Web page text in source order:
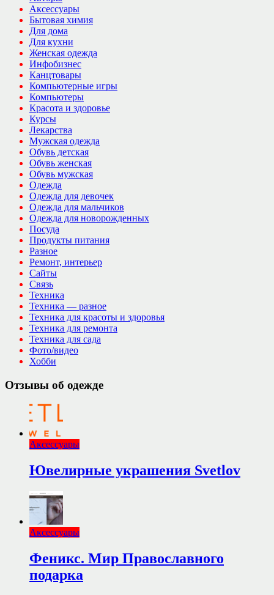
Аксессуары
Бытовая химия
Для дома
Для кухни
Женская одежда
Инфобизнес
Канцтовары
Компьютерные игры
Компьютеры
Красота и здоровье
Курсы
Лекарства
Мужская одежда
Обувь детская
Обувь женская
Обувь мужская
Одежда
Одежда для девочек
Одежда для мальчиков
Одежда для новорожденных
Посуда
Продукты питания
Разное
Ремонт, интерьер
Сайты
Связь
Техника
Техника — разное
Техника для красоты и здоровья
Техника для ремонта
Техника для сада
Фото/видео
Хобби
Отзывы об одежде
Аксессуары
Ювелирные украшения Svetlov
Аксессуары
Феникс. Мир Православного
подарка